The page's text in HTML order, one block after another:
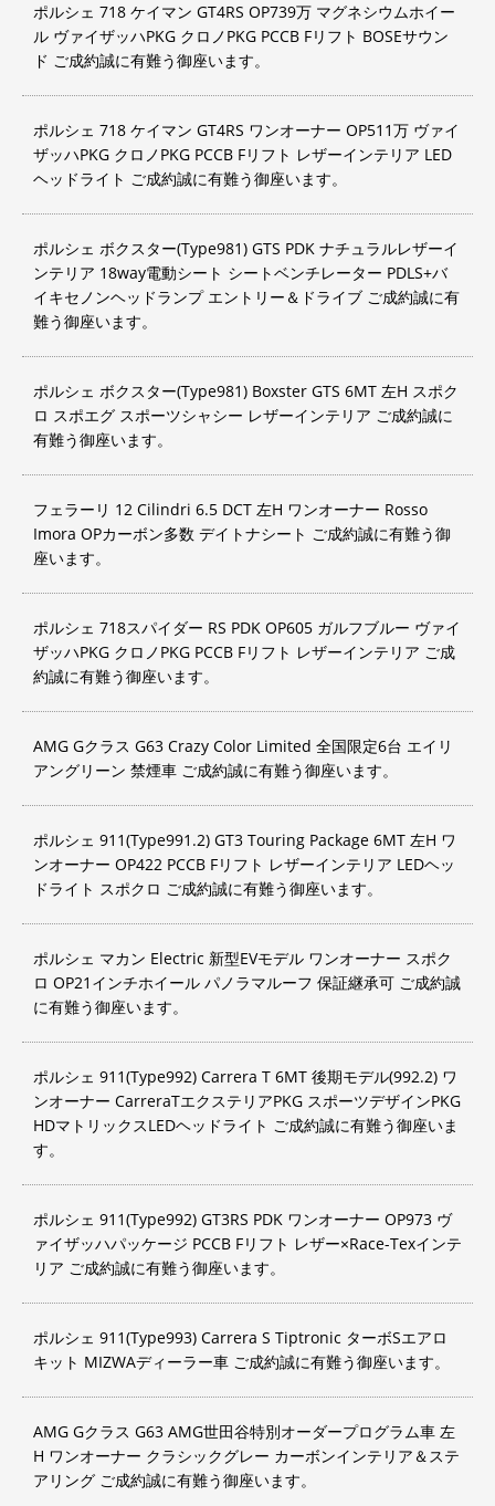
ポルシェ 718 ケイマン GT4RS OP739万 マグネシウムホイー
ル ヴァイザッハPKG クロノPKG PCCB Fリフト BOSEサウン
ド ご成約誠に有難う御座います。
ポルシェ 718 ケイマン GT4RS ワンオーナー OP511万 ヴァイ
ザッハPKG クロノPKG PCCB Fリフト レザーインテリア LED
ヘッドライト ご成約誠に有難う御座います。
ポルシェ ボクスター(Type981) GTS PDK ナチュラルレザーイ
ンテリア 18way電動シート シートベンチレーター PDLS+バ
イキセノンヘッドランプ エントリー＆ドライブ ご成約誠に有
難う御座います。
ポルシェ ボクスター(Type981) Boxster GTS 6MT 左H スポク
ロ スポエグ スポーツシャシー レザーインテリア ご成約誠に
有難う御座います。
フェラーリ 12 Cilindri 6.5 DCT 左H ワンオーナー Rosso
Imora OPカーボン多数 デイトナシート ご成約誠に有難う御
座います。
ポルシェ 718スパイダー RS PDK OP605 ガルフブルー ヴァイ
ザッハPKG クロノPKG PCCB Fリフト レザーインテリア ご成
約誠に有難う御座います。
AMG Gクラス G63 Crazy Color Limited 全国限定6台 エイリ
アングリーン 禁煙車 ご成約誠に有難う御座います。
ポルシェ 911(Type991.2) GT3 Touring Package 6MT 左H ワ
ンオーナー OP422 PCCB Fリフト レザーインテリア LEDヘッ
ドライト スポクロ ご成約誠に有難う御座います。
ポルシェ マカン Electric 新型EVモデル ワンオーナー スポク
ロ OP21インチホイール パノラマルーフ 保証継承可 ご成約誠
に有難う御座います。
ポルシェ 911(Type992) Carrera T 6MT 後期モデル(992.2) ワ
ンオーナー CarreraTエクステリアPKG スポーツデザインPKG
HDマトリックスLEDヘッドライト ご成約誠に有難う御座いま
す。
ポルシェ 911(Type992) GT3RS PDK ワンオーナー OP973 ヴ
ァイザッハパッケージ PCCB Fリフト レザー×Race-Texインテ
リア ご成約誠に有難う御座います。
ポルシェ 911(Type993) Carrera S Tiptronic ターボSエアロ
キット MIZWAディーラー車 ご成約誠に有難う御座います。
AMG Gクラス G63 AMG世田谷特別オーダープログラム車 左
H ワンオーナー クラシックグレー カーボンインテリア＆ステ
アリング ご成約誠に有難う御座います。